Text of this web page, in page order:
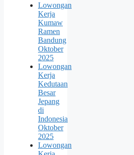
Lowongan
Kerja
Kumaw
Ramen
Bandung
Oktober
2025
Lowongan
Kerja
Kedutaan
Besar
Jepang
di
Indonesia
Oktober
2025
Lowongan